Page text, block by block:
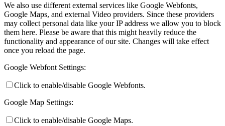
We also use different external services like Google Webfonts,
Google Maps, and external Video providers. Since these providers
may collect personal data like your IP address we allow you to block
them here. Please be aware that this might heavily reduce the
functionality and appearance of our site. Changes will take effect
once you reload the page.
Google Webfont Settings:
Click to enable/disable Google Webfonts.
Google Map Settings:
Click to enable/disable Google Maps.